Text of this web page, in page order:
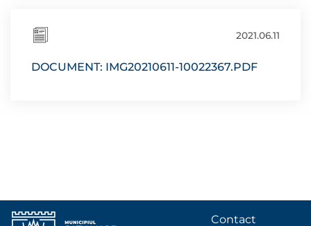
2021.06.11
DOCUMENT: IMG20210611-10022367.PDF
Contact